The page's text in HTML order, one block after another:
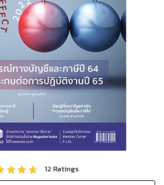
12Ratings